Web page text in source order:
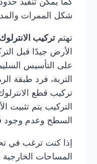
شكل الممرات
تهتم تركيب
الأرض جيدًا قبل
على التأسيس
التربة، فرد طبقة
تركيب قطع
التركيب يتم تثبيت
السطح وعدم وجود
إذا كنت ترغب في
المساحات